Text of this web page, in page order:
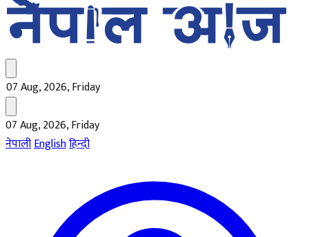
07 Aug, 2026, Friday
07 Aug, 2026, Friday
नेपालीEnglishहिन्दी